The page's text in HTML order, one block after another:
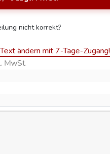
nicht korrekt?
ändern mit 7-Tage-Zugang!
MwSt.